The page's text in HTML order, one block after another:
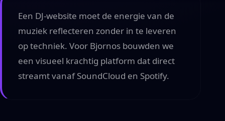
Een DJ-website moet de energie van de
muziek reflecteren zonder in te leveren
op techniek. Voor Bjornos bouwden we
een visueel krachtig platform dat direct
streamt vanaf SoundCloud en Spotify.